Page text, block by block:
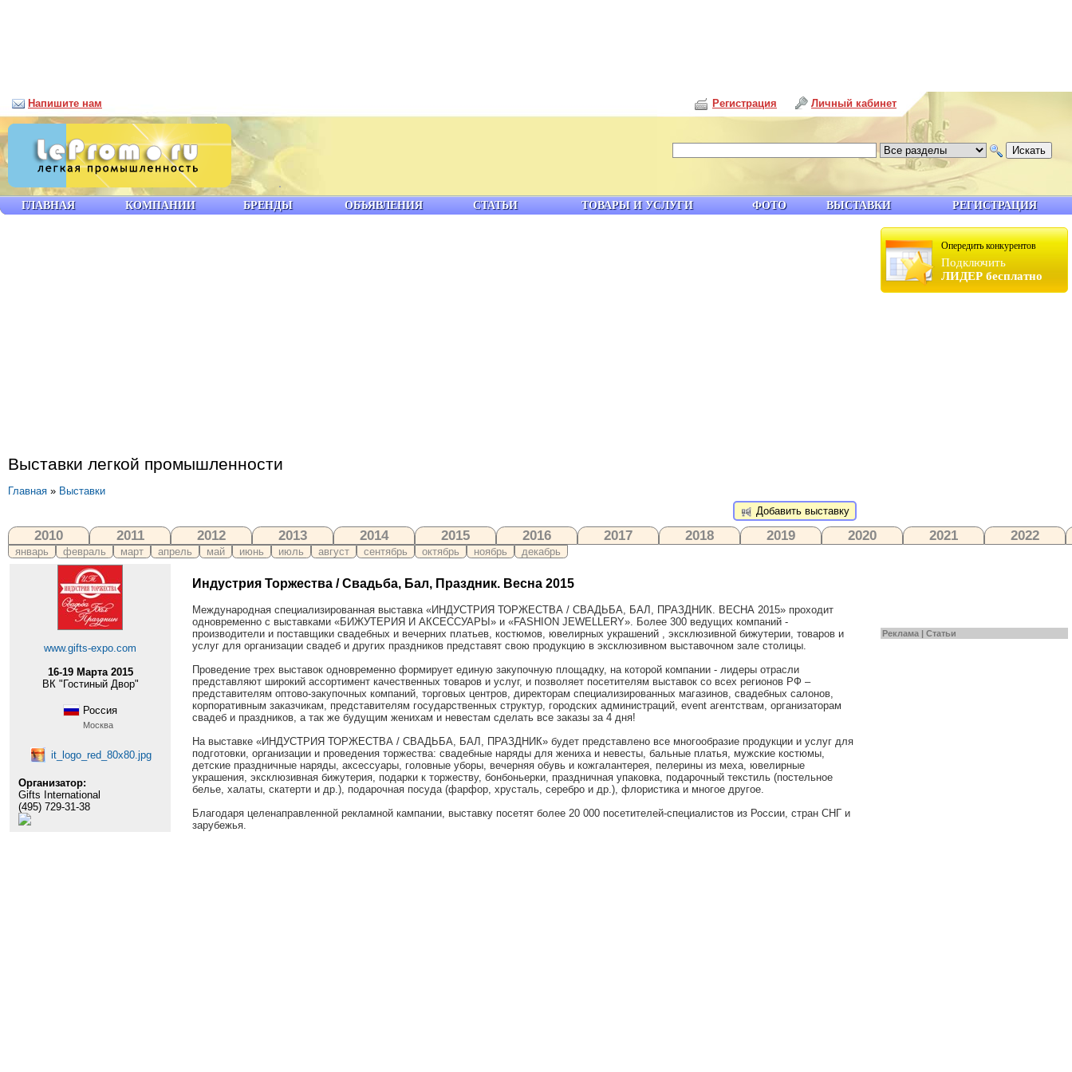
Опередить конкурентов
Подключить
ЛИДЕР бесплатно
Реклама | Статьи
Выставки легкой промышленности
Главная » Выставки
Добавить выставку
2010 2011 2012 2013 2014 2015 2016 2017 2018 2019 2020 2021 2022
январь февраль март апрель май июнь июль август сентябрь октябрь ноябрь декабрь
www.gifts-expo.com
16-19 Марта 2015
ВК "Гостиный Двор"
Россия
Москва
it_logo_red_80x80.jpg
Организатор:
Gifts International
(495) 729-31-38
Индустрия Торжества / Свадьба, Бал, Праздник. Весна 2015
Международная специализированная выставка «ИНДУСТРИЯ ТОРЖЕСТВА / СВАДЬБА, БАЛ, ПРАЗДНИК. ВЕСНА 2015» проходит
одновременно с выставками «БИЖУТЕРИЯ И АКСЕССУАРЫ» и «FASHION JEWELLERY». Более 300 ведущих компаний -
производители и поставщики свадебных и вечерних платьев, костюмов, ювелирных украшений , эксклюзивной бижутерии, товаров и
услуг для организации свадеб и других праздников представят свою продукцию в эксклюзивном выставочном зале столицы.
Проведение трех выставок одновременно формирует единую закупочную площадку, на которой компании - лидеры отрасли
представляют широкий ассортимент качественных товаров и услуг, и позволяет посетителям выставок со всех регионов РФ –
представителям оптово-закупочных компаний, торговых центров, директорам специализированных магазинов, свадебных салонов,
корпоративным заказчикам, представителям государственных структур, городских администраций, event агентствам, организаторам
свадеб и праздников, а так же будущим женихам и невестам сделать все заказы за 4 дня!
На выставке «ИНДУСТРИЯ ТОРЖЕСТВА / СВАДЬБА, БАЛ, ПРАЗДНИК» будет представлено все многообразие продукции и услуг для
подготовки, организации и проведения торжества: свадебные наряды для жениха и невесты, бальные платья, мужские костюмы,
детские праздничные наряды, аксессуары, головные уборы, вечерняя обувь и кожгалантерея, пелерины из меха, ювелирные
украшения, эксклюзивная бижутерия, подарки к торжеству, бонбоньерки, праздничная упаковка, подарочный текстиль (постельное
белье, халаты, скатерти и др.), подарочная посуда (фарфор, хрусталь, серебро и др.), флористика и многое другое.
Благодаря целенаправленной рекламной кампании, выставку посетят более 20 000 посетителей-специалистов из России, стран СНГ и
зарубежья.
ГЛАВНАЯ КОМПАНИИ БРЕНДЫ ОБЪЯВЛЕНИЯ СТАТЬИ ТОВАРЫ И УСЛУГИ ФОТО ВЫСТАВКИ РЕГИСТРАЦИЯ
Напишите нам Личный кабинет
Регистрация